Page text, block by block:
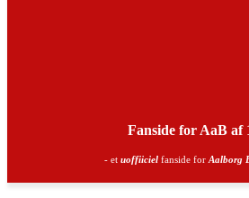
Fanside for AaB af
- et uoffiiciel fanside for Aalborg